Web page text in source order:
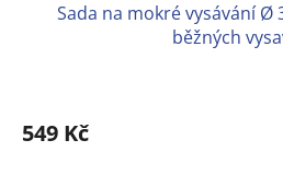
Sada na mokré vysávání Ø
běžných
produktu
je
549 Kč